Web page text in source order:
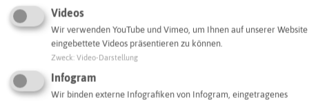
Obelisk und Sonnenuhr (NW)
NW-09 9 NW
45699 Herten
Interaktive Karte
Videos
Wir verwenden YouTube und Vimeo, um Ihnen auf unserer Website
eingebettete Videos präsentieren zu können.
Zweck Video-Darstellung
Infogram
Wir binden externe Infografiken von Infogram, eingetragenes